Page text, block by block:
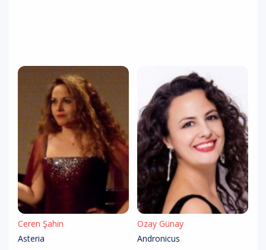
Ceren Şahin
Asteria
Özay Günay
Andronicus